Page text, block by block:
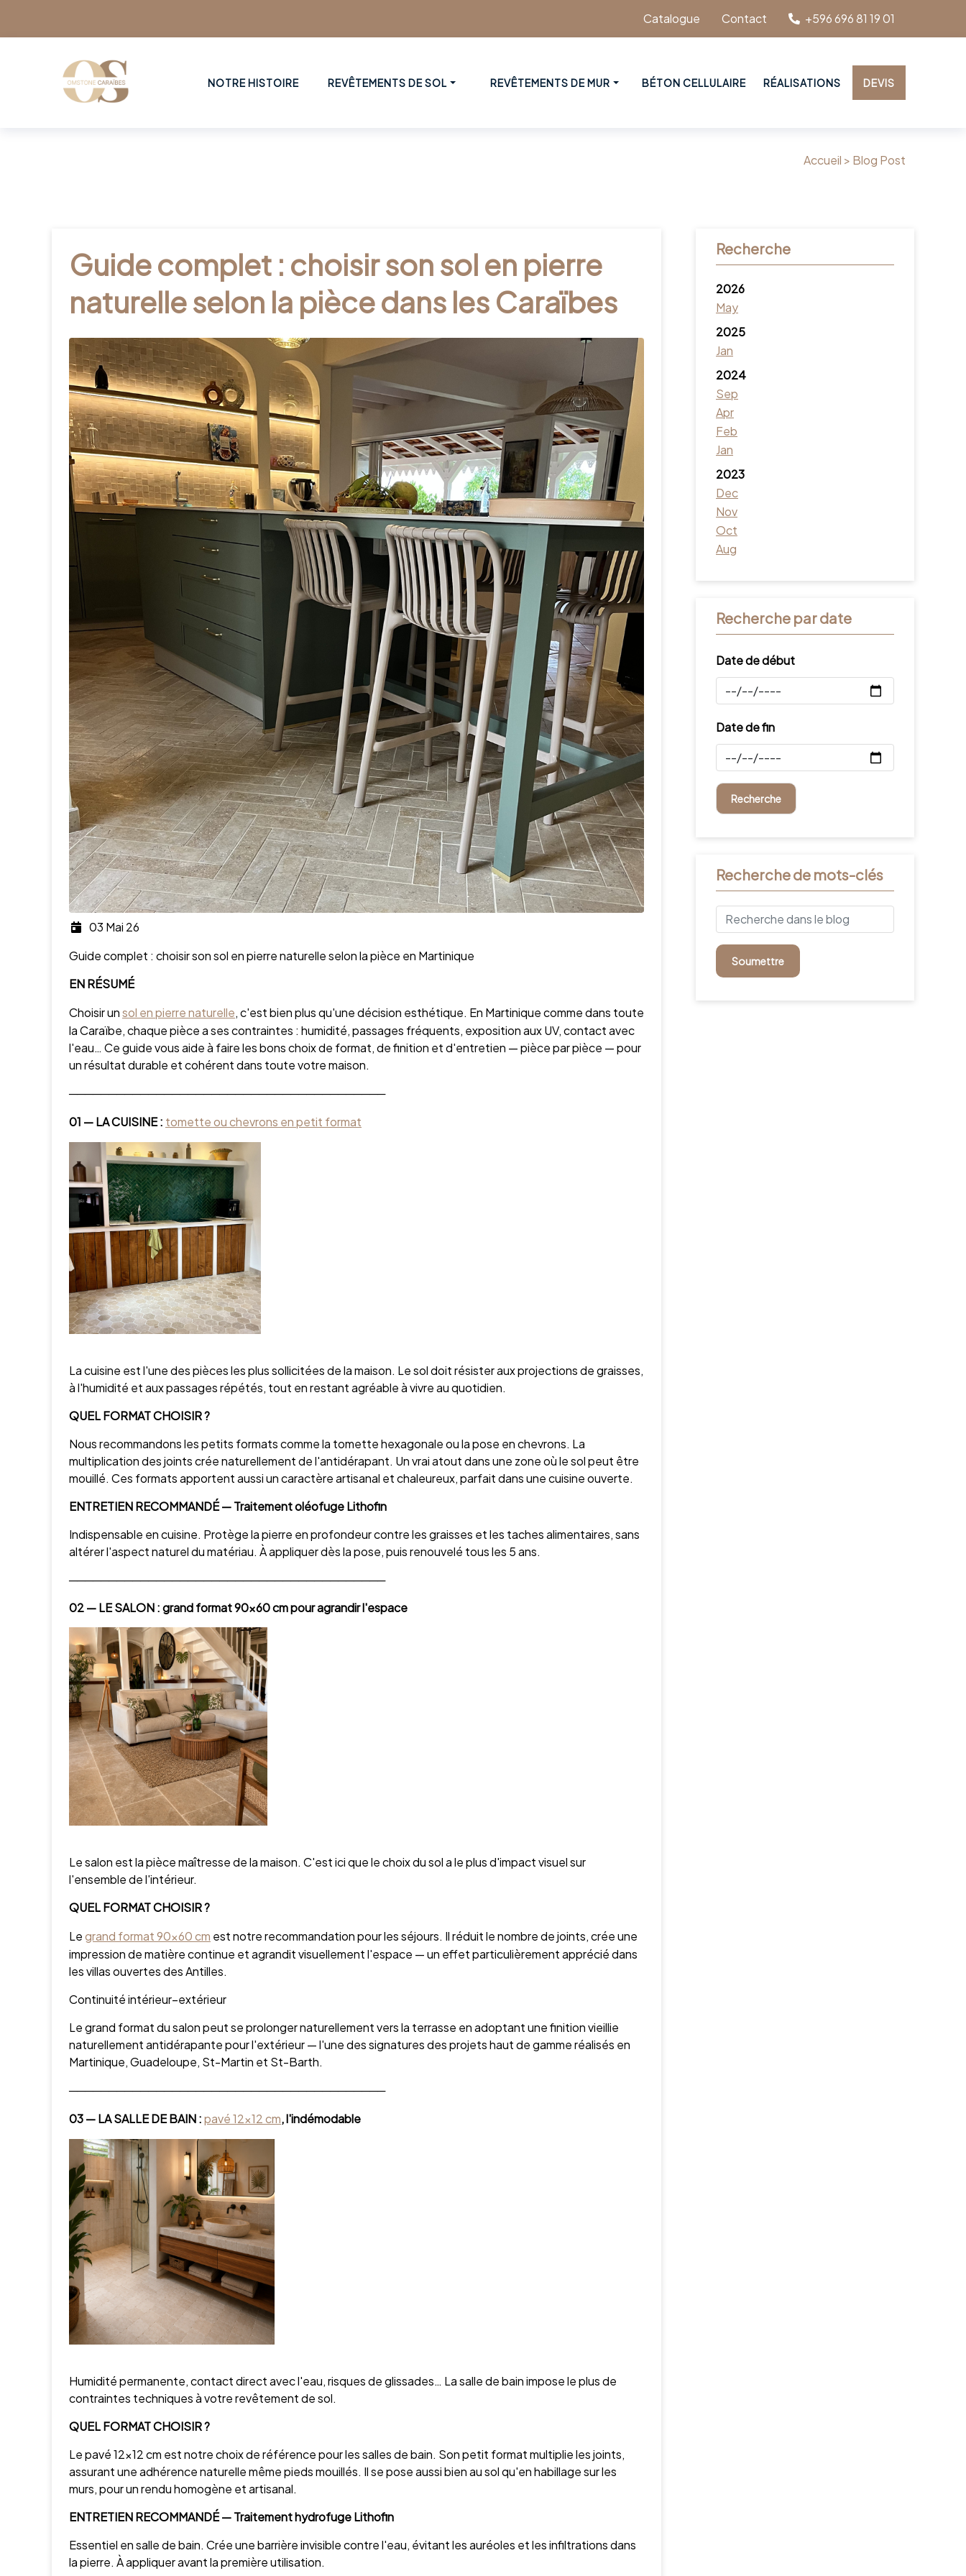
Catalogue Contact +596 696 81 19 01
NOTRE HISTOIRE REVÊTEMENTS DE SOL REVÊTEMENTS DE MUR BÉTON CELLULAIRE RÉALISATIONS DEVIS
Accueil > Blog Post
Guide complet : choisir son sol en pierre
naturelle selon la pièce dans les Caraïbes
03 Mai 26
Guide complet : choisir son sol en pierre naturelle selon la pièce en Martinique
EN RÉSUMÉ
Choisir unsol en pierre naturelle, c'est bien plus qu'une décision esthétique. En Martinique comme dans toute
la Caraïbe, chaque pièce a ses contraintes : humidité, passages fréquents, exposition aux UV, contact avec
l'eau… Ce guide vous aide à faire les bons choix de format, de finition et d'entretien — pièce par pièce — pour
un résultat durable et cohérent dans toute votre maison.
────────────────────────────────────────
01 — LA CUISINE : tomette ou chevrons en petit format
La cuisine est l'une des pièces les plus sollicitées de la maison. Le sol doit résister aux projections de graisses,
à l'humidité et aux passages répétés, tout en restant agréable à vivre au quotidien.
QUEL FORMAT CHOISIR ?
Nous recommandons les petits formats comme la tomette hexagonale ou la pose en chevrons. La
multiplication des joints crée naturellement de l'antidérapant. Un vrai atout dans une zone où le sol peut être
mouillé. Ces formats apportent aussi un caractère artisanal et chaleureux, parfait dans une cuisine ouverte.
ENTRETIEN RECOMMANDÉ — Traitement oléofuge Lithofin
Indispensable en cuisine. Protège la pierre en profondeur contre les graisses et les taches alimentaires, sans
altérer l'aspect naturel du matériau. À appliquer dès la pose, puis renouvelé tous les 5 ans.
────────────────────────────────────────
02 — LE SALON : grand format 90×60 cm pour agrandir l'espace
Le salon est la pièce maîtresse de la maison. C'est ici que le choix du sol a le plus d'impact visuel sur
l'ensemble de l'intérieur.
QUEL FORMAT CHOISIR ?
Legrand format 90×60 cm est notre recommandation pour les séjours. Il réduit le nombre de joints, crée une
impression de matière continue et agrandit visuellement l'espace — un effet particulièrement apprécié dans
les villas ouvertes des Antilles.
Continuité intérieur–extérieur
Le grand format du salon peut se prolonger naturellement vers la terrasse en adoptant une finition vieillie
naturellement antidérapante pour l'extérieur — l'une des signatures des projets haut de gamme réalisés en
Martinique, Guadeloupe, St-Martin et St-Barth.
────────────────────────────────────────
03 — LA SALLE DE BAIN :pavé 12×12 cm, l'indémodable
Humidité permanente, contact direct avec l'eau, risques de glissades… La salle de bain impose le plus de
contraintes techniques à votre revêtement de sol.
QUEL FORMAT CHOISIR ?
Le pavé 12×12 cm est notre choix de référence pour les salles de bain. Son petit format multiplie les joints,
assurant une adhérence naturelle même pieds mouillés. Il se pose aussi bien au sol qu'en habillage sur les
murs, pour un rendu homogène et artisanal.
ENTRETIEN RECOMMANDÉ — Traitement hydrofuge Lithofin
Essentiel en salle de bain. Crée une barrière invisible contre l'eau, évitant les auréoles et les infiltrations dans
la pierre. À appliquer avant la première utilisation.
Recherche
2026
May
2025
Jan
2024
Sep
Apr
Feb
Jan
2023
Dec
Nov
Oct
Aug
Recherche par date
Date de début
Date de fin
Recherche de mots-clés
Soumettre